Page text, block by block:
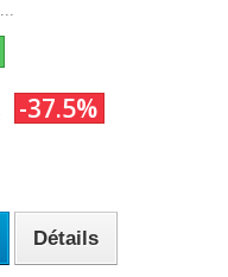
-37.5%
Détails